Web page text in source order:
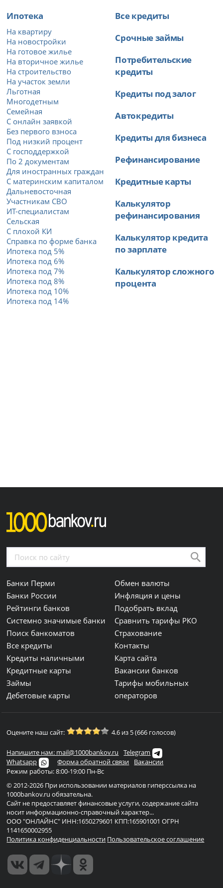
Ипотека
На квартиру
На новостройки
На готовое жилье
На вторичное жилье
На строительство
На участок земли
Льготная
Многодетным
Семейная
С онлайн заявкой
Без первого взноса
Под низкий процент
С господдержкой
По 2 документам
Для иностранных граждан
С материнским капиталом
Дальневосточная
Участникам СВО
ИТ-специалистам
Сельская
С плохой КИ
Справка по форме банка
Ипотека под 5%
Ипотека под 6%
Ипотека под 7%
Ипотека под 8%
Ипотека под 10%
Ипотека под 14%
Все кредиты
Срочные займы
Потребительские
кредиты
Кредиты под залог
Автокредиты
Кредиты для бизнеса
Рефинансирование
Кредитные карты
Калькулятор
рефинансирования
Калькулятор кредита
по зарплате
Калькулятор сложного
процента
Банки Перми
Банки России
Рейтинги банков
Системно значимые банки
Поиск банкоматов
Все кредиты
Кредиты наличными
Кредитные карты
Займы
Дебетовые карты
Обмен валюты
Инфляция и цены
Подобрать вклад
Сравнить тарифы РКО
Страхование
Контакты
Карта сайта
Вакансии банков
Тарифы мобильных
операторов
Оцените наш сайт: 4.6 из 5 (666 голосов)
Напишите нам: mail@1000bankov.ru
Telegram
Whatsapp
Форма обратной связи
Вакансии
Режим работы: 8:00-19:00 Пн-Вс
© 2012-2026 При использовании материалов гиперссылка на
1000bankov.ru обязательна.
Сайт не предоставляет финансовые услуги, содержание сайта
носит информационно-справочный характер...
ООО "ОНЛАЙНС" ИНН:1650279601 КПП:165901001 ОГРН
1141650002955
Политика конфиденциальности Пользовательское соглашение